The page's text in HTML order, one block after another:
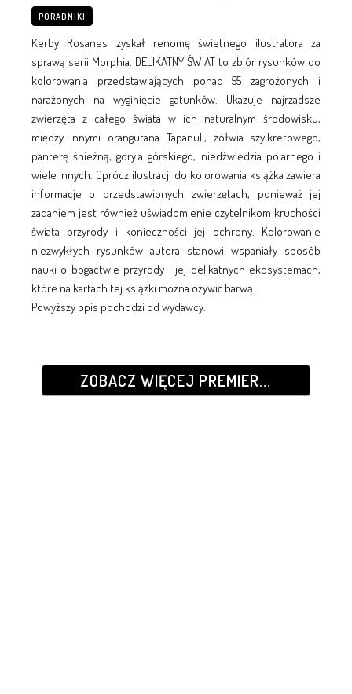
PORADNIKI
Kerby Rosanes zyskał renomę świetnego ilustratora za
sprawą serii Morphia. DELIKATNY ŚWIAT to zbiór rysunków do
kolorowania przedstawiających ponad 55 zagrożonych i
narażonych na wyginięcie gatunków. Ukazuje najrzadsze
zwierzęta z całego świata w ich naturalnym środowisku,
między innymi orangutana Tapanuli, żółwia szylkretowego,
panterę śnieżną, goryla górskiego, niedźwiedzia polarnego i
wiele innych. Oprócz ilustracji do kolorowania książka zawiera
informacje o przedstawionych zwierzętach, ponieważ jej
zadaniem jest również uświadomienie czytelnikom kruchości
świata przyrody i konieczności jej ochrony. Kolorowanie
niezwykłych rysunków autora stanowi wspaniały sposób
nauki o bogactwie przyrody i jej delikatnych ekosystemach,
które na kartach tej książki można ożywić barwą.
Powyższy opis pochodzi od wydawcy.
ZOBACZ WIĘCEJ PREMIER...